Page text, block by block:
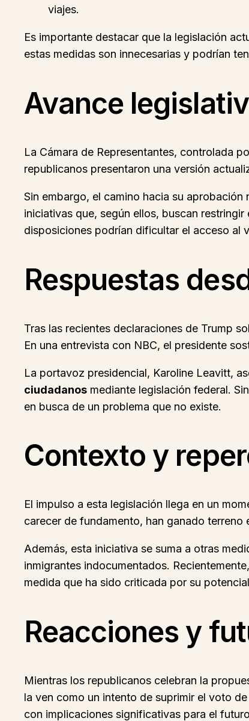
viajes.
Es importante destacar que la legislación
estas medidas son innecesarias y podrían
Avance
La Cámara de Representantes, controlada
republicanos presentaron una versión
Sin embargo, el camino hacia su
iniciativas que, según ellos, buscan
disposiciones podrían dificultar el acceso al
Respuestas
Tras las recientes declaraciones de Trump
En una entrevista con NBC, el presidente
La portavoz presidencial, Karoline Leavitt,
ciudadanos mediante legislación federal.
en busca de un problema que no existe.
Contexto y
El impulso a esta legislación llega en un
carecer de fundamento, han ganado
Además, esta iniciativa se suma a otras
inmigrantes indocumentados.
medida que ha sido criticada por su
Reacciones y
Mientras los republicanos celebran la
la ven como un intento de suprimir el voto
con implicaciones significativas para el